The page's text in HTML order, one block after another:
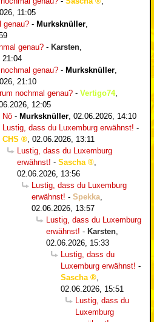
11:05
genau? - Murksknüller,
genau? - Karsten,
21:04
genau? - Murksknüller,
21:10
nochmal genau? - Vertigo74,
12:05
Nö - Murksknüller, 02.06.2026, 14:10
Lustig, dass du Luxemburg erwähnst! -
CHS
, 02.06.2026, 13:11
Lustig, dass du Luxemburg
erwähnst! - Sascha
,
02.06.2026, 13:56
Lustig, dass du Luxemburg
erwähnst! - Spekka,
02.06.2026, 13:57
Lustig, dass du Luxemburg
erwähnst! - Karsten,
02.06.2026, 15:33
Lustig, dass du
Luxemburg erwähnst! -
Sascha
,
02.06.2026, 15:51
Lustig, dass du
Luxemburg